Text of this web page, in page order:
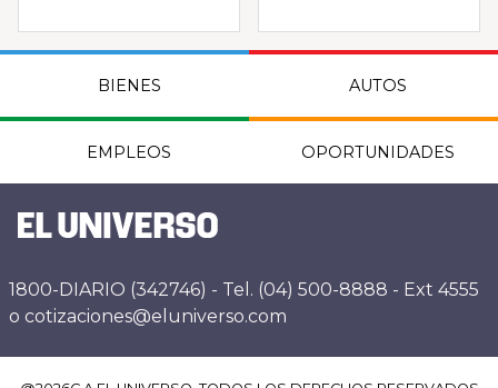
BIENES AUTOS
EMPLEOS OPORTUNIDADES
1800-DIARIO (342746) - Tel. (04) 500-8888 - Ext 4555
o cotizaciones@eluniverso.com